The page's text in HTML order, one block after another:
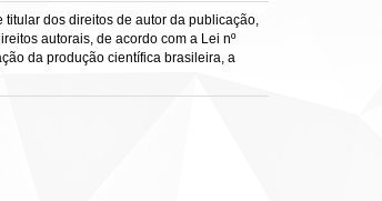
dos direitos de autor da publicação,
autorais, de acordo com a Lei nº
da produção científica brasileira, a